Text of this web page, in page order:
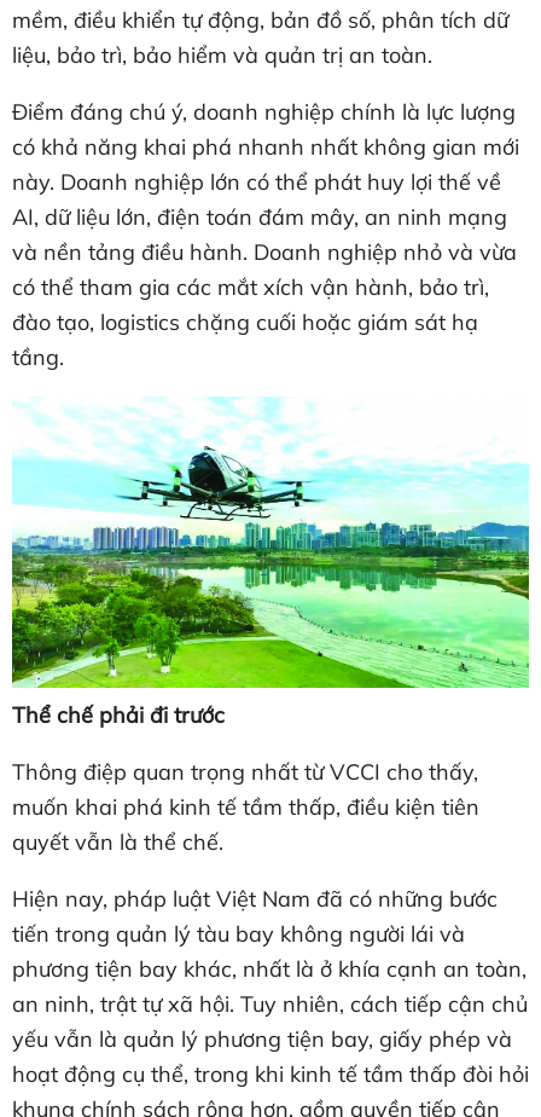
mềm, điều khiển tự động, bản đồ số, phân tích dữ
liệu, bảo trì, bảo hiểm và quản trị an toàn.
Điểm đáng chú ý, doanh nghiệp chính là lực lượng
có khả năng khai phá nhanh nhất không gian mới
này. Doanh nghiệp lớn có thể phát huy lợi thế về
AI, dữ liệu lớn, điện toán đám mây, an ninh mạng
và nền tảng điều hành. Doanh nghiệp nhỏ và vừa
có thể tham gia các mắt xích vận hành, bảo trì,
đào tạo, logistics chặng cuối hoặc giám sát hạ
tầng.
Thể chế phải đi trước
Thông điệp quan trọng nhất từ VCCI cho thấy,
muốn khai phá kinh tế tầm thấp, điều kiện tiên
quyết vẫn là thể chế.
Hiện nay, pháp luật Việt Nam đã có những bước
tiến trong quản lý tàu bay không người lái và
phương tiện bay khác, nhất là ở khía cạnh an toàn,
an ninh, trật tự xã hội. Tuy nhiên, cách tiếp cận chủ
yếu vẫn là quản lý phương tiện bay, giấy phép và
hoạt động cụ thể, trong khi kinh tế tầm thấp đòi hỏi
khung chính sách rộng hơn, gồm quyền tiếp cận